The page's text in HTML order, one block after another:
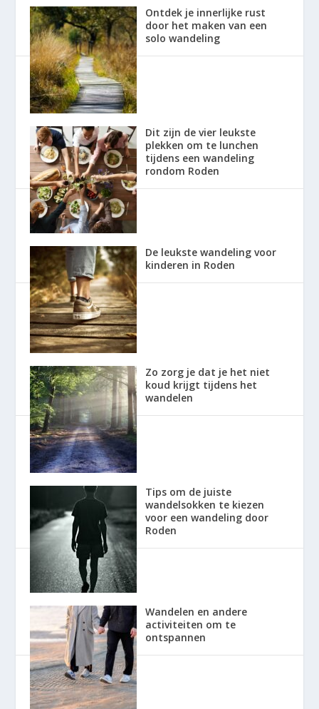
Ontdek je innerlijke rust
door het maken van een
solo wandeling
Dit zijn de vier leukste
plekken om te lunchen
tijdens een wandeling
rondom Roden
De leukste wandeling voor
kinderen in Roden
Zo zorg je dat je het niet
koud krijgt tijdens het
wandelen
Tips om de juiste
wandelsokken te kiezen
voor een wandeling door
Roden
Wandelen en andere
activiteiten om te
ontspannen